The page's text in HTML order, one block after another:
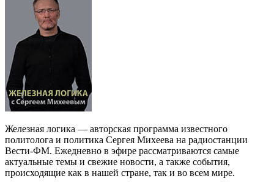
Железная логика — авторская программа известного
политолога и политика Сергея Михеева на радиостанции
Вести-ФМ. Ежедневно в эфире рассматриваются самые
актуальные темы и свежие новости, а также события,
происходящие как в нашей стране, так и во всем мире.